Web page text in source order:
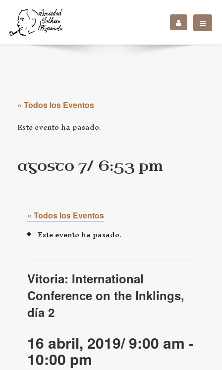
« Todos los Eventos
Este evento ha pasado.
agosto 7/ 6:53 pm
« Todos los Eventos
Este evento ha pasado.
Vitoria: International
Conference on the Inklings,
día 2
16 abril, 2019/ 9:00 am -
10:00 pm